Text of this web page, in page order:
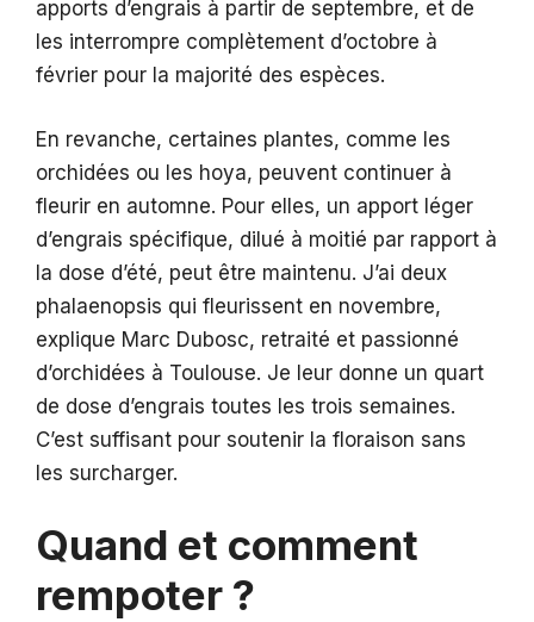
apports d’engrais à partir de septembre, et de
les interrompre complètement d’octobre à
février pour la majorité des espèces.
En revanche, certaines plantes, comme les
orchidées ou les hoya, peuvent continuer à
fleurir en automne. Pour elles, un apport léger
d’engrais spécifique, dilué à moitié par rapport à
la dose d’été, peut être maintenu. J’ai deux
phalaenopsis qui fleurissent en novembre,
explique Marc Dubosc, retraité et passionné
d’orchidées à Toulouse. Je leur donne un quart
de dose d’engrais toutes les trois semaines.
C’est suffisant pour soutenir la floraison sans
les surcharger.
Quand et comment
rempoter ?